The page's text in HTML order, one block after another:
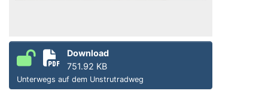
Download
751.92 KB
Unterwegs auf dem Unstrutradweg